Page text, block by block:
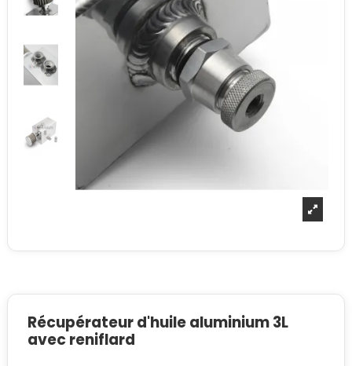
Récupérateur d'huile aluminium 3L
avec reniflard